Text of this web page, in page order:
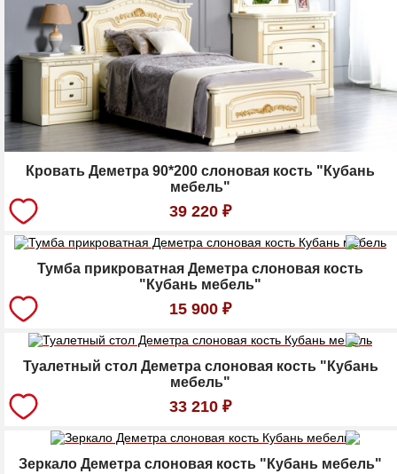
Кровать Деметра 90*200 слоновая кость "Кубань
мебель"
39 220 ₽
Тумба прикроватная Деметра слоновая кость
"Кубань мебель"
15 900 ₽
Туалетный стол Деметра слоновая кость "Кубань
мебель"
33 210 ₽
Зеркало Деметра слоновая кость "Кубань мебель"